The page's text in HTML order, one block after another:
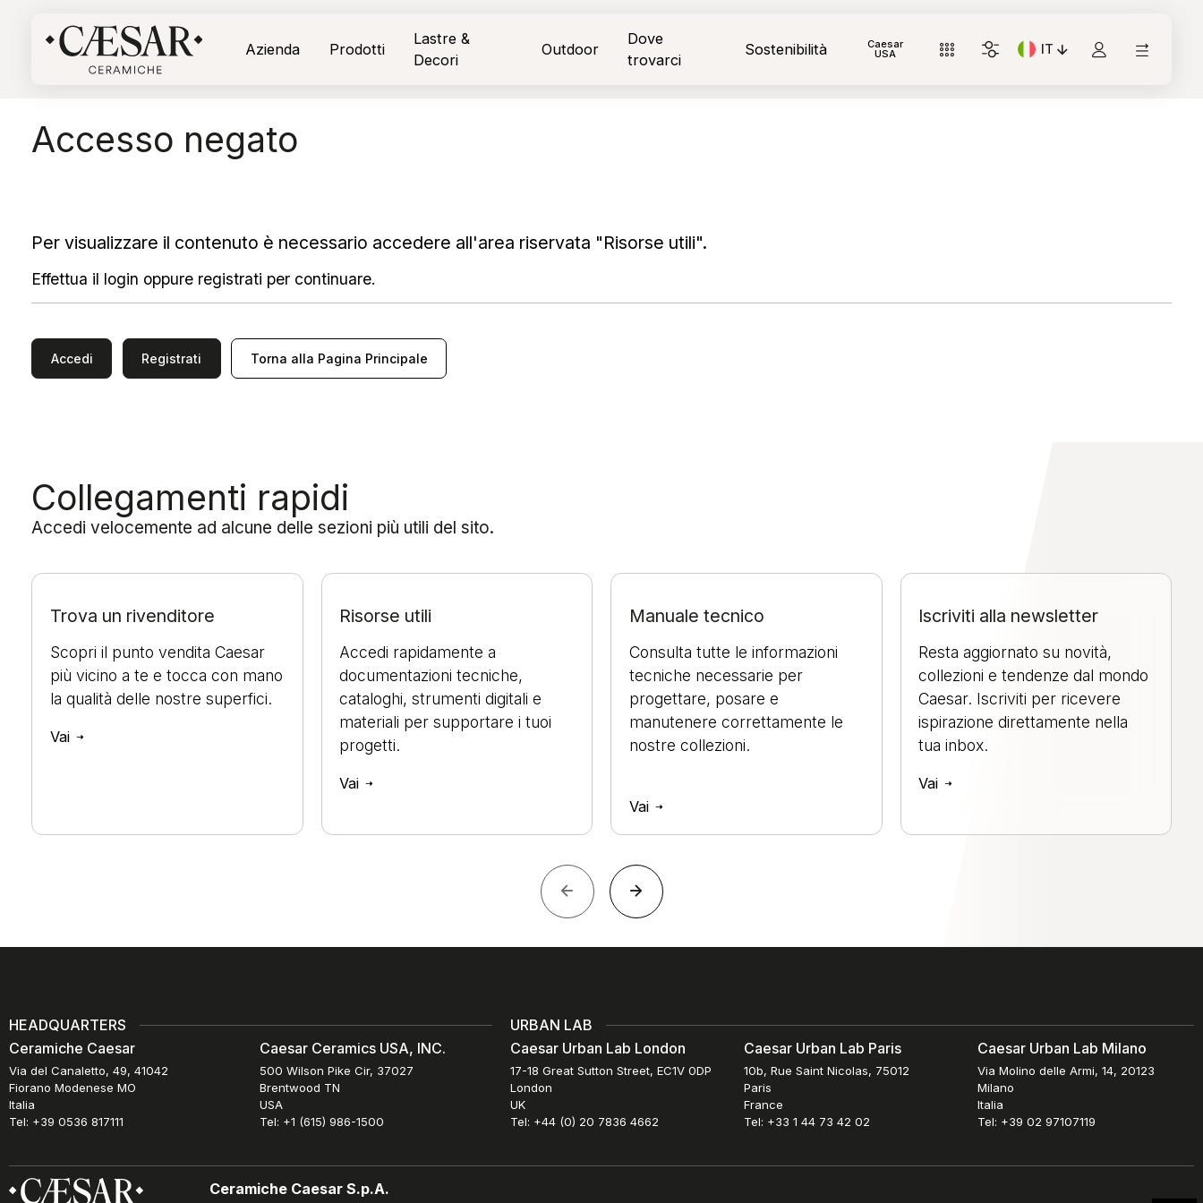
Azienda Prodotti
Lastre &
Decori
Outdoor
Dove
trovarci
Sostenibilità Caesar
USA IT
Lingua corrente: Italiano
Accesso negato
Per visualizzare il contenuto è necessario accedere all'area riservata "Risorse utili".
Effettua il login oppure registrati per continuare.
Accedi Registrati Torna alla Pagina Principale
Collegamenti rapidi
Accedi velocemente ad alcune delle sezioni più utili del sito.
Trova un rivenditore
Scopri il punto vendita Caesar
più vicino a te e tocca con mano
la qualità delle nostre superfici.
Vai
Risorse utili
Accedi rapidamente a
documentazioni tecniche,
cataloghi, strumenti digitali e
materiali per supportare i tuoi
progetti.
Vai
Manuale tecnico
Consulta tutte le informazioni
tecniche necessarie per
progettare, posare e
manutenere correttamente le
nostre collezioni.
Vai
Iscriviti alla newsletter
Resta aggiornato su novità,
collezioni e tendenze dal mondo
Caesar. Iscriviti per ricevere
ispirazione direttamente nella
tua inbox.
Vai
HEADQUARTERS
Ceramiche Caesar
Via del Canaletto, 49, 41042
Fiorano Modenese MO
Italia
Tel: +39 0536 817111
Caesar Ceramics USA, INC.
500 Wilson Pike Cir, 37027
Brentwood TN
USA
Tel: +1 (615) 986-1500
URBAN LAB
Caesar Urban Lab London
17-18 Great Sutton Street, EC1V 0DP
London
UK
Tel: +44 (0) 20 7836 4662
Caesar Urban Lab Paris
10b, Rue Saint Nicolas, 75012
Paris
France
Tel: +33 1 44 73 42 02
Caesar Urban Lab Milano
Via Molino delle Armi, 14, 20123
Milano
Italia
Tel: +39 02 97107119
Ceramiche Caesar S.p.A.